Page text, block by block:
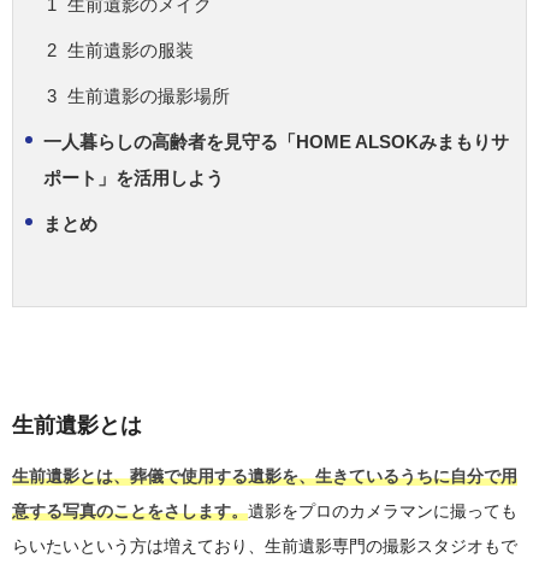
生前遺影のメイク
生前遺影の服装
生前遺影の撮影場所
一人暮らしの高齢者を見守る「HOME ALSOKみまもりサ
ポート」を活用しよう
まとめ
生前遺影とは
生前遺影とは、葬儀で使用する遺影を、生きているうちに自分で用
意する写真のことをさします。遺影をプロのカメラマンに撮っても
らいたいという方は増えており、生前遺影専門の撮影スタジオもで